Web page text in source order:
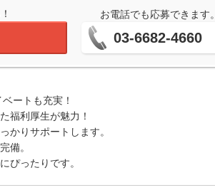
お電話でも応募できます
03-6682-4660
ートも充実！
福利厚生が魅力！
かりサポートします。
備。
ぴったりです。